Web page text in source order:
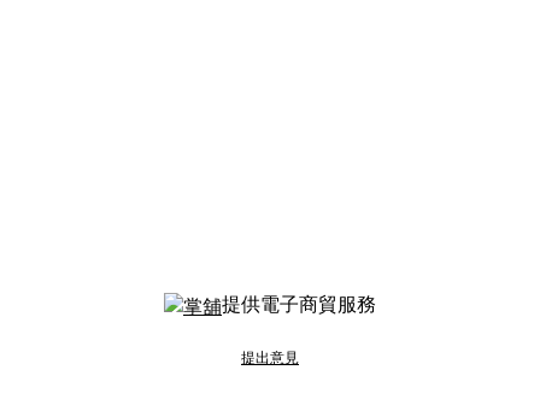
提供電子商貿服務
提出意見